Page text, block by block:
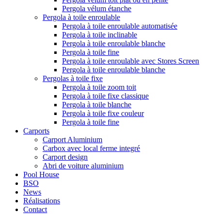
Pergola vélum étanche
Pergola à toile enroulable
Pergola à toile enroulable automatisée
Pergola à toile inclinable
Pergola à toile enroulable blanche
Pergola à toile fine
Pergola à toile enroulable avec Stores Screen
Pergola à toile enroulable blanche
Pergolas à toile fixe
Pergola à toile zoom toit
Pergola à toile fixe classique
Pergola à toile blanche
Pergola à toile fixe couleur
Pergola à toile fine
Carports
Carport Aluminium
Carbox avec local ferme integré
Carport design
Abri de voiture aluminium
Pool House
BSO
News
Réalisations
Contact